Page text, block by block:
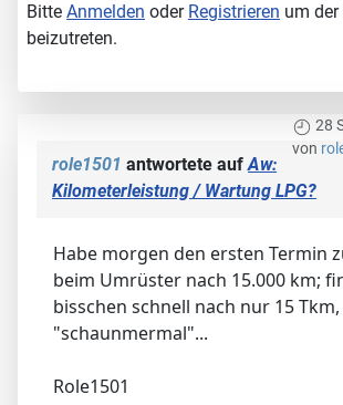
Bitte Anmelden oder Registrieren um
beizutreten.
28
von
role1501 antwortete aufAw:
Kilometerleistung / Wartung LPG?
Habe morgen den ersten Termin
beim Umrüster nach 15.000 km;
bisschen schnell nach nur 15
"schaunmermal"...
Role1501